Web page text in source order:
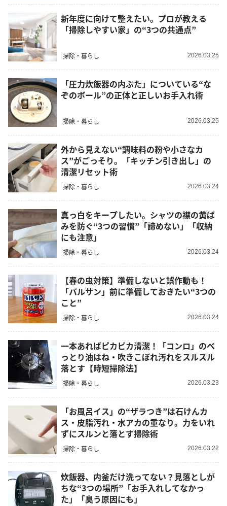
新年度に向けて整えたい。プロが教える
「掃除しやすい家」の“3つの共通点”
掃除・暮らし 2026.03.25
「圧力炊飯器の内ぶた」についている“な
ぞのボール”の正体と正しいお手入れ術
掃除・暮らし 2026.03.25
外から見えない“調味料の粉や小さなカ
ス”がごっそり。「キッチン引き出し」の
清潔リセット術
掃除・暮らし 2026.03.24
真っ白をキープしたい。シャツの襟の黄ば
みを防ぐ“3つの習慣”「諦めない」「収納
にも注意」
掃除・暮らし 2026.03.24
【春の虫対策】準備しないと誤作動も！
「バルサン」前に準備しておきたい“3つの
こと”
掃除・暮らし 2026.03.24
一本あればピカピカ清潔！「コンロ」のべ
っとり油はね・吹きこぼれ汚れをスルスル
落とす【時短掃除法】
掃除・暮らし 2026.03.23
「お風呂イス」の“ザラつき”は石けんカ
ス・皮脂汚れ・水アカの重なり。力をいれ
ずにスルンと落とす掃除術
掃除・暮らし 2026.03.22
炊飯器、内釜だけ洗ってない？見落としが
ちな“3つの場所”「お手入れしてなかっ
た」「臭う原因にも」